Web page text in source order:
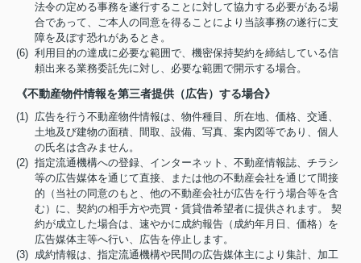
法令の定める事務を遂行することに対して協力する必要がある場
合であって、ご本人の同意を得ることにより当該事務の遂行に支
障を及ぼす恐れがあるとき。
(6) 利用目的の達成に必要な範囲で、機密保持契約を締結している信
頼出来る業務委託先に対し、必要な範囲で開示する場合。
《不動産物件情報を第三者提供（広告）する場合》
(1) 広告を行う不動産物件情報は、物件種目、所在地、価格、交通、
土地及び建物の面積、間取、設備、写真、案内図等であり、個人
の氏名は含みません。
(2) 指定流通機構への登録、インターネット、不動産情報誌、チラシ
等の広告媒体を通じて直接、または他の不動産会社を通じて間接
的（当社の同意のもと、他の不動産会社が広告を行う場合等を含
む）に、契約の相手方や売買・賃貸借希望者に提供されます。 契
約が成立した場合は、速やかに成約報告（成約年月日、価格）を
広告媒体主等へ行い、広告を停止します。
(3) 成約情報は、指定流通機構や民間の広告媒体主により集計、加工